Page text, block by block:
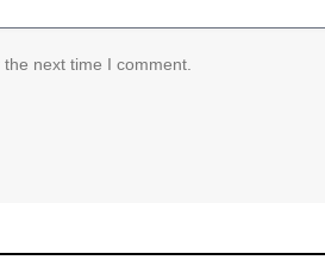
next time I comment.